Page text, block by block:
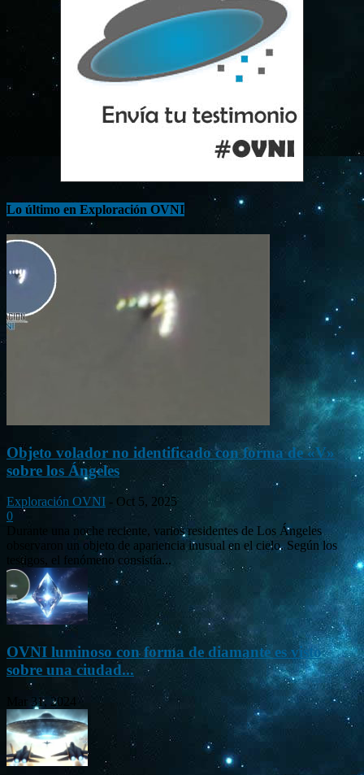
Lo último en Exploración OVNI
Objeto volador no identificado con forma de «V»
sobre los Ángeles
Exploración OVNI - Oct 5, 2025
0
Durante una noche reciente, varios residentes de Los Ángeles
observaron un objeto de apariencia inusual en el cielo. Según los
testigos, el fenómeno consistía...
OVNI luminoso con forma de diamante es visto
sobre una ciudad...
Mar 31, 2024